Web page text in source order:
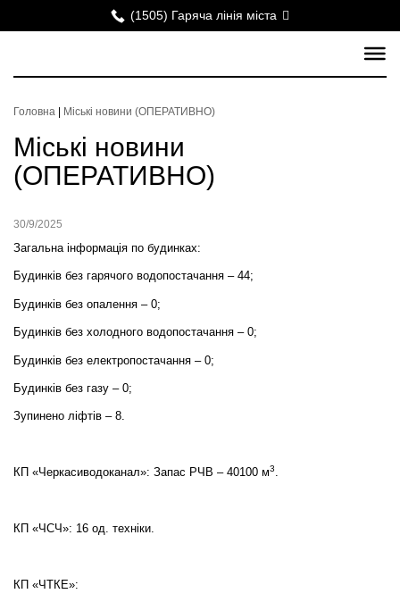
(1505) Гаряча лінія міста
Головна Міські новини (ОПЕРАТИВНО)
Міські новини
(ОПЕРАТИВНО)
30/9/2025
Загальна інформація по будинках:
Будинків без гарячого водопостачання – 44;
Будинків без опалення – 0;
Будинків без холодного водопостачання – 0;
Будинків без електропостачання – 0;
Будинків без газу – 0;
Зупинено ліфтів – 8.
КП «Черкасиводоканал»: Запас РЧВ – 40100 м3.
КП «ЧСЧ»: 16 од. техніки.
КП «ЧТКЕ»: